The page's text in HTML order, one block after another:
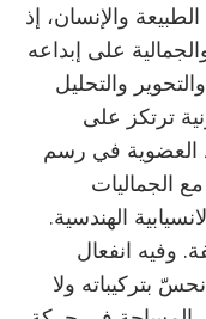
والإنسان، إذ
على إبداعه
والتحليل
ترتكز على
العضوية في رسم
الجماليات
الهندسية.
وفيه انفعال
بتركيباته ولا